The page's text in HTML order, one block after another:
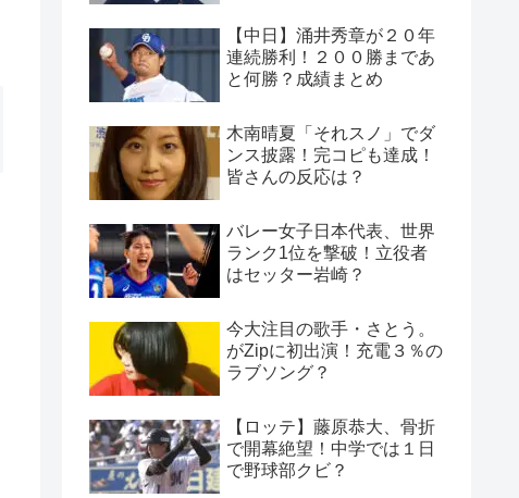
【中日】涌井秀章が２０年
連続勝利！２００勝まであ
と何勝？成績まとめ
木南晴夏「それスノ」でダ
ンス披露！完コピも達成！
皆さんの反応は？
バレー女子日本代表、世界
ランク1位を撃破！立役者
はセッター岩崎？
今大注目の歌手・さとう。
がZipに初出演！充電３％の
ラブソング？
【ロッテ】藤原恭大、骨折
で開幕絶望！中学では１日
で野球部クビ？